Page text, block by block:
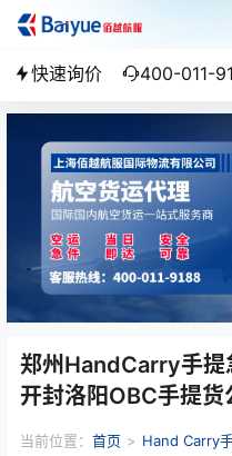
快速询价 400-011-
郑州HandCarry手提
开封洛阳OBC手提货
当前位置： 首页 > Hand Carry